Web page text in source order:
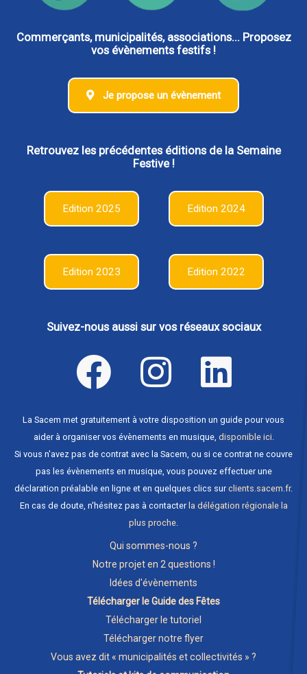
Commerçants, municipalités, associations... Proposez
vos évènements festifs !
Je propose un évènement
Retrouvez les précédentes éditions de la Semaine
Festive !
Edition 2025 Edition 2024
Edition 2023 Edition 2022
Suivez-nous aussi sur vos réseaux sociaux
La Sacem met gratuitement à votre disposition un guide pour vous
aider à organiser vos évènements en musique, disponible ici.
Si vous n'avez pas de contrat avec la Sacem, ou si ce contrat ne couvre
pas les évènements en musique, vous pouvez effectuer une
déclaration préalable en ligne et en quelques clics surclients.sacem.fr.
En cas de doute, n'hésitez pas à contacter la délégation régionale la
plus proche.
Qui sommes-nous ?
Notre projet en 2 questions !
Idées d'évènements
Télécharger le Guide des Fêtes
Télécharger le tutoriel
Télécharger notre flyer
Vous avez dit « municipalités et collectivités » ?